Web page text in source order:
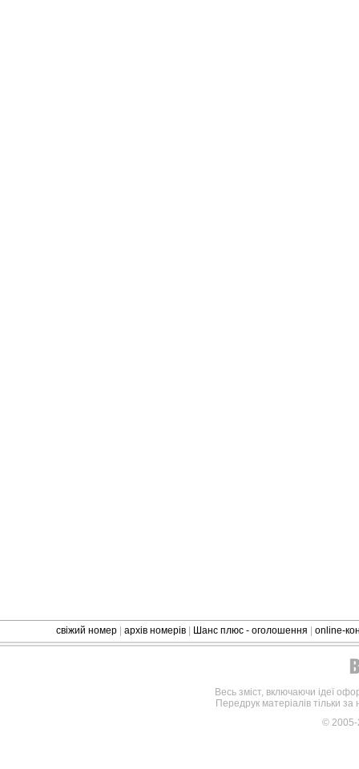
свіжий номер архів номерів Шанс плюс - оголошення online-
Весь зміст, включаючи ідеї
Передрук матеріалів тільки
©